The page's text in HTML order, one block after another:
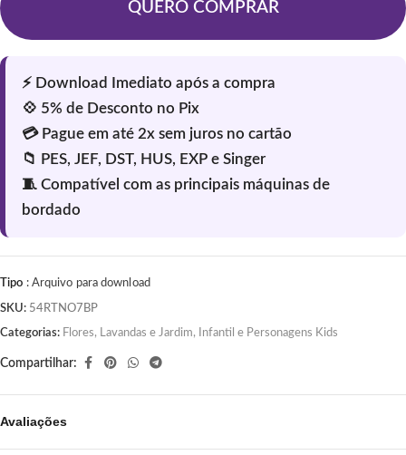
QUERO COMPRAR
Tipo : Arquivo para download
SKU: 54RTNO7BP
Categorias: Flores, Lavandas e Jardim, Infantil e Personagens Kids
Compartilhar:
Avaliações